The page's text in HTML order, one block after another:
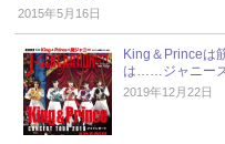
2015年5月16日
King＆Princeは
は……ジャニー
2019年12月22日